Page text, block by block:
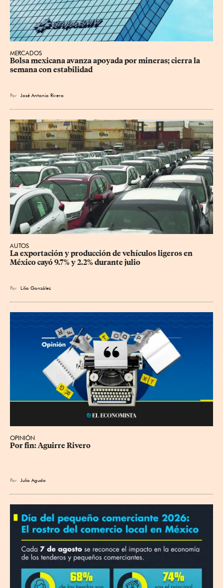
MERCADOS
Bolsa mexicana avanza apoyada por mineras; cierra la
semana con estabilidad
Por José Antonio Rivera
AUTOS
La exportación y producción de vehículos ligeros en
México cayó 9.7% y 2.2% durante julio
Por Lilia González
OPINIÓN
Por fin: Aguirre Rivero
Por Julio Agudo